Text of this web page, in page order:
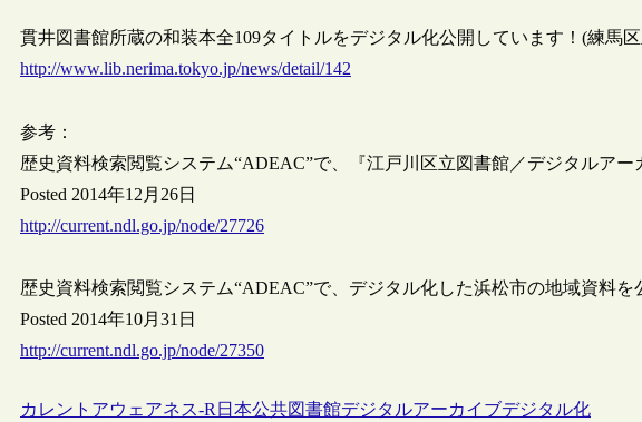
貫井図書館所蔵の和装本全109タイトルをデジタル化公開しています！(練馬区
http://www.lib.nerima.tokyo.jp/news/detail/142
参考：
歴史資料検索閲覧システム“ADEAC”で、『江戸川区立図書館／デジタルアー
Posted 2014年12月26日
http://current.ndl.go.jp/node/27726
歴史資料検索閲覧システム“ADEAC”で、デジタル化した浜松市の地域資料を
Posted 2014年10月31日
http://current.ndl.go.jp/node/27350
カレントアウェアネス-R 日本公共図書館デジタルアーカイブデジタル化